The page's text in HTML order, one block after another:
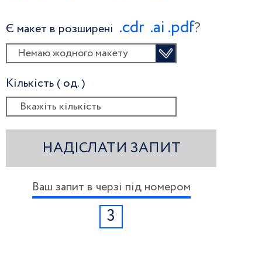
Є макет в розширені .сdr .ai .pdf?
Немаю жодного макету
Кількість ( од. )
НАДІСЛАТИ ЗАПИТ
Ваш запит в черзі під номером
3